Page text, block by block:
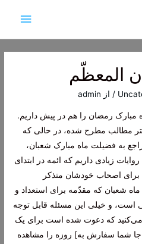
اصلی
المعظّم
/ از admin
مبارک رمضان را هم در پیش داریم.
مطالب مطرح شده، در حالی که
به فضیلت ماه مبارک شعبان،
زیادی داریم که ائمه در ابتدای
اصحاب خودشان متذکر
شعبان که مقدّمه برای استعداد و
است، و خیلی این مسئله قابل توجه
که دعوت شده است برای یک
شما سفارش به‌] روزه را مشاهده